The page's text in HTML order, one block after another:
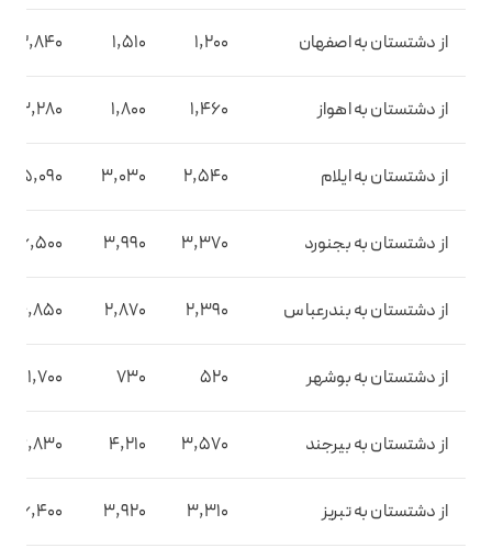
از دشتستان به اصفهان 1,200
1,510
2,840
از دشتستان به اهواز 1,460
1,800
3,280
از دشتستان به ایلام 2,540
3,030
5,090
از دشتستان به بجنورد 3,370
3,990
6,500
از دشتستان به بندرعباس 2,390
2,870
4,850
از دشتستان به بوشهر 520
730
1,700
از دشتستان به بیرجند 3,570
4,210
6,830
از دشتستان به تبریز 3,310
3,920
6,400